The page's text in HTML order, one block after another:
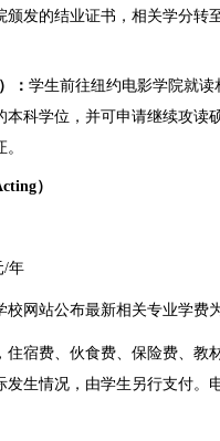
颁发的结业证书，相关学分转
： 学生前往纽约电影学院就
本科学位，并可申请继续攻
）
/年
校网站公布最新相关专业学费
住宿费、伙食费、保险费、教
发生情况，由学生另行支付。